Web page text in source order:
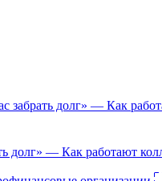
долг» — Как работают